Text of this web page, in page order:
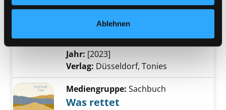
Ablehnen
ich bin stark ; Hörbuch mit Liedern
Verfasser:Zuckowski, RolfSuche nach
Jahr: [2023]
Verlag: Düsseldorf, Tonies
Mediengruppe: Sachbuch
Was rettet